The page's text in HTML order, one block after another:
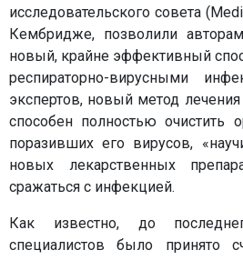
исследовательского совета
Кембридже, позволили
новый, крайне эффективный
респираторно-вирусными
экспертов, новый метод
способен полностью очистить
поразивших его вирусов,
новых лекарственных
сражаться с инфекцией.
Как известно, до
специалистов было принято